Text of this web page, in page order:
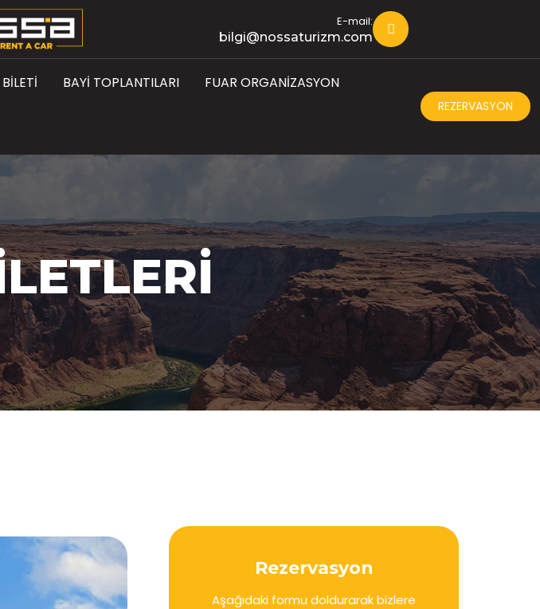
E-mail:
bilgi@nossaturizm.com
BAYI TOPLANTILARI FUAR ORGANIZASYON
REZERVASYON
Rezervasyon
Aşağıdaki formu doldurarak bizlere